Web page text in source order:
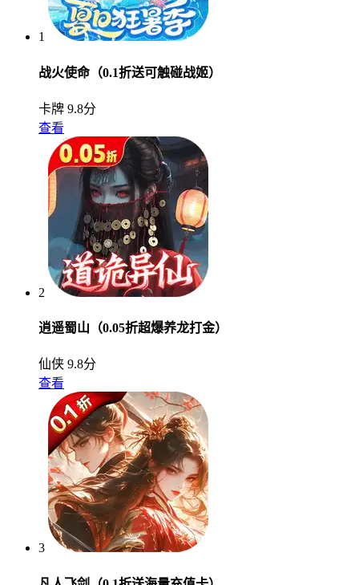
1
战火使命（0.1折送可触碰战姬）
卡牌 9.8分
查看
2
逍遥蜀山（0.05折超爆养龙打金）
仙侠 9.8分
查看
3